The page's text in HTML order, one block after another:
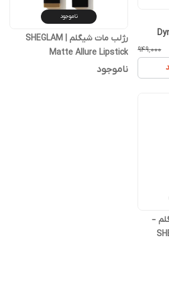
۹۴۹٬۰۰۰
ناموجود
رژلب مات شیگلم | SHEGLAM
Matte Allure Lipstick
ناموجود
–